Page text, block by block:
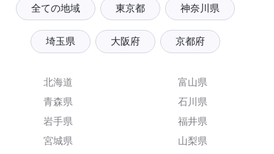
全ての地域 東京都 神奈川県
埼玉県 大阪府 京都府
北海道
青森県
岩手県
宮城県
富山県
石川県
福井県
山梨県